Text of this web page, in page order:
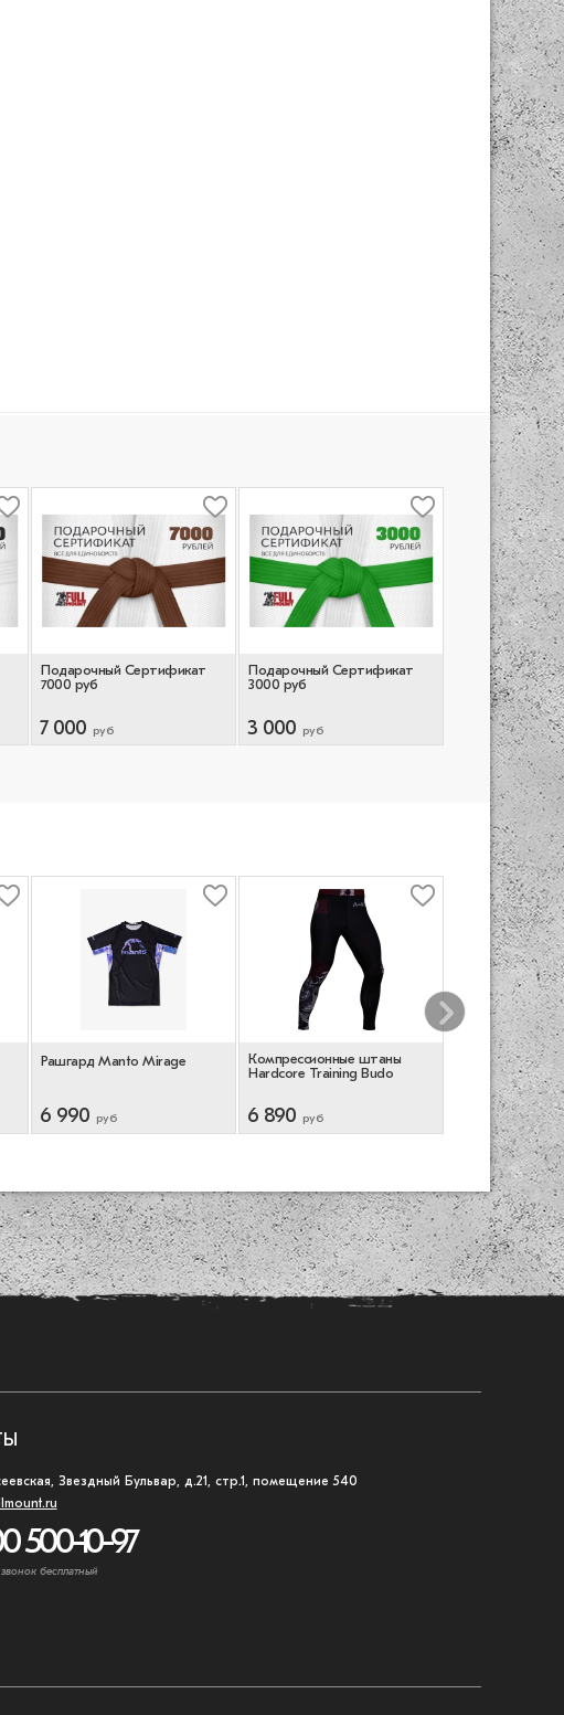
Подарочный Сертификат
7000 руб
7 000 руб
Подарочный Сертификат
3000 руб
3 000 руб
Рашгард Manto Mirage
6 990 руб
Компрессионные штаны
Hardcore Training Budo
6 890 руб
Шорты ММА
Training MMArio
6 490 руб
Звездный Бульвар, д.21, стр.1, помещение 540
500-10-97
бесплатный